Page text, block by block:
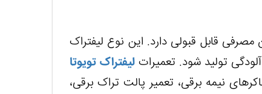
مصرفی قابل قبولی دارد. این نوع لیفتراک
تولید شود. تعمیراتلیفتراک تویوتا
نیمه برقی، تعمیر پالت تراک برقی،